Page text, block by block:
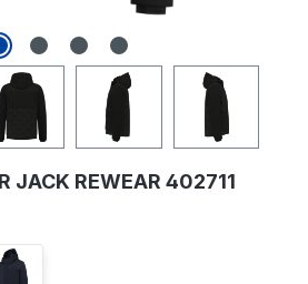
JACK REWEAR 402711